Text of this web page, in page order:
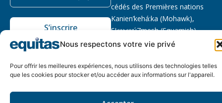
Nous respectons votre vie privé
Pour offrir les meilleures expériences, nous utilisons des technologies telles
que les cookies pour stocker et/ou accéder aux informations sur l'appareil.
S’inscrire
cédés des Premières nations
Kanien’kehá:ka (Mohawk),
Sḵwx̱wú7mesh (Squamish),
səl̓ilwətaɁɬ (Tsleil Waututh) et
Lire la suite
de